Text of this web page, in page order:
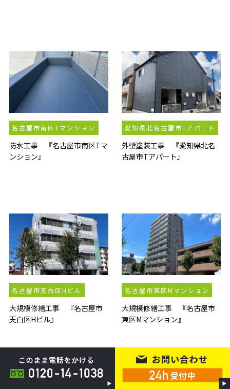
名古屋市南区Tマンション
防水工事 『名古屋市南区Tマ
ンション』
愛知県北名古屋市Tアパート
外壁塗装工事 『愛知県北名
古屋市Tアパート』
名古屋市天白区Hビル
大規模修繕工事 『名古屋市
天白区Hビル』
名古屋市東区Mマンション
大規模修繕工事 『名古屋市
東区Mマンション』